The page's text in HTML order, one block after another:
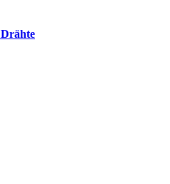
Drähte